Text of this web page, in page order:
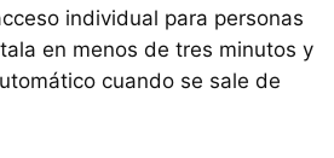
individual para personas
en menos de tres minutos y
cuando se sale de